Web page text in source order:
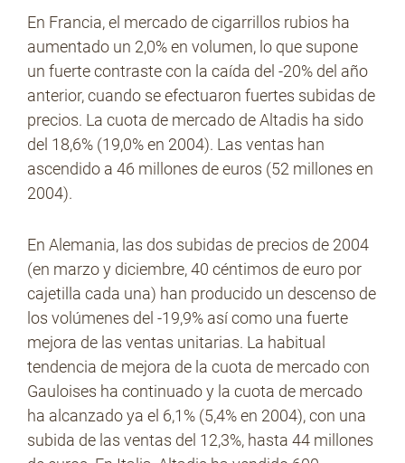
En Francia, el mercado de cigarrillos rubios ha
aumentado un 2,0% en volumen, lo que supone
un fuerte contraste con la caída del -20% del año
anterior, cuando se efectuaron fuertes subidas de
precios. La cuota de mercado de Altadis ha sido
del 18,6% (19,0% en 2004). Las ventas han
ascendido a 46 millones de euros (52 millones en
2004).
En Alemania, las dos subidas de precios de 2004
(en marzo y diciembre, 40 céntimos de euro por
cajetilla cada una) han producido un descenso de
los volúmenes del -19,9% así como una fuerte
mejora de las ventas unitarias. La habitual
tendencia de mejora de la cuota de mercado con
Gauloises ha continuado y la cuota de mercado
ha alcanzado ya el 6,1% (5,4% en 2004), con una
subida de las ventas del 12,3%, hasta 44 millones